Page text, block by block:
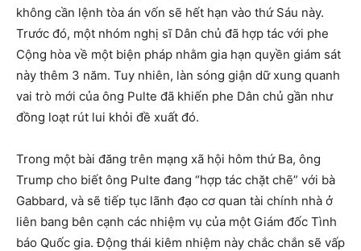
không cần lệnh tòa án vốn sẽ hết hạn vào thứ Sáu này.
Trước đó, một nhóm nghị sĩ Dân chủ đã hợp tác với phe
Cộng hòa về một biện pháp nhằm gia hạn quyền giám sát
này thêm 3 năm. Tuy nhiên, làn sóng giận dữ xung quanh
vai trò mới của ông Pulte đã khiến phe Dân chủ gần như
đồng loạt rút lui khỏi đề xuất đó.
Trong một bài đăng trên mạng xã hội hôm thứ Ba, ông
Trump cho biết ông Pulte đang “hợp tác chặt chẽ” với bà
Gabbard, và sẽ tiếp tục lãnh đạo cơ quan tài chính nhà ở
liên bang bên cạnh các nhiệm vụ của một Giám đốc Tình
báo Quốc gia. Động thái kiêm nhiệm này chắc chắn sẽ vấp